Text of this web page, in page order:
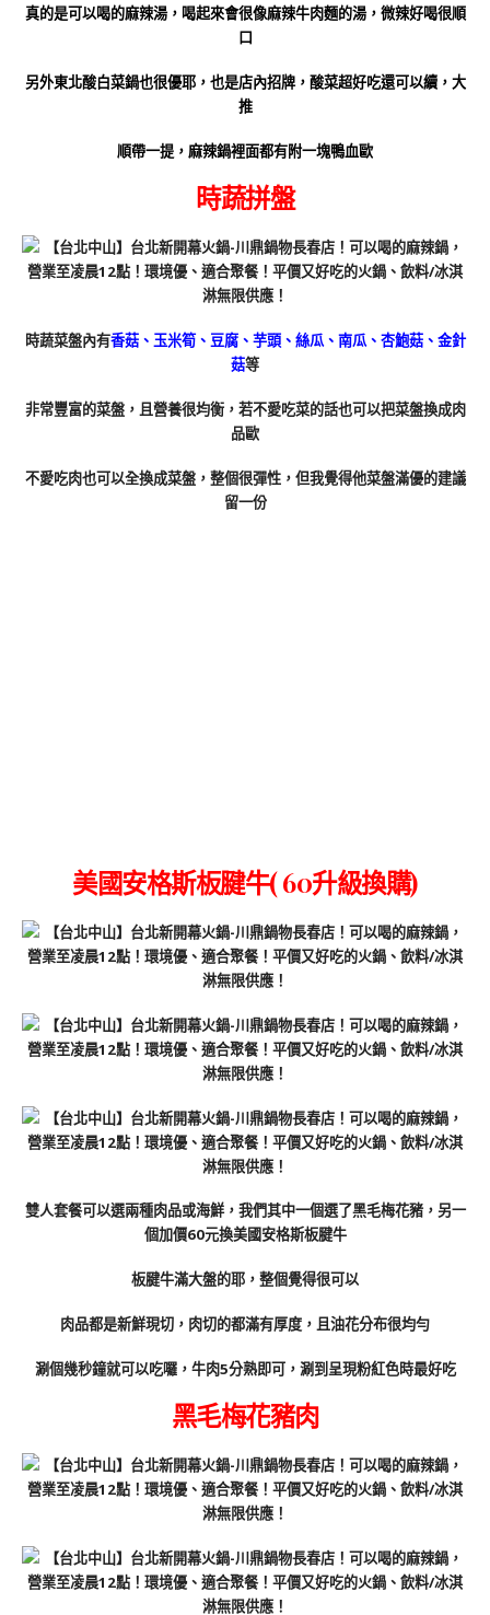
真的是可以喝的麻辣湯，喝起來會很像麻辣牛肉麵的湯，微辣好喝很順
口
另外東北酸白菜鍋也很優耶，也是店內招牌，酸菜超好吃還可以續，大
推
順帶一提，麻辣鍋裡面都有附一塊鴨血歐
時蔬拼盤
時蔬菜盤內有香菇、玉米筍、豆腐、芋頭、絲瓜、南瓜、杏鮑菇、金針
菇等
非常豐富的菜盤，且營養很均衡，若不愛吃菜的話也可以把菜盤換成肉
品歐
不愛吃肉也可以全換成菜盤，整個很彈性，但我覺得他菜盤滿優的建議
留一份
美國安格斯板腱牛( 60升級換購)
雙人套餐可以選兩種肉品或海鮮，我們其中一個選了黑毛梅花豬，另一
個加價60元換美國安格斯板腱牛
板腱牛滿大盤的耶，整個覺得很可以
肉品都是新鮮現切，肉切的都滿有厚度，且油花分布很均勻
涮個幾秒鐘就可以吃囉，牛肉5分熟即可，涮到呈現粉紅色時最好吃
黑毛梅花豬肉